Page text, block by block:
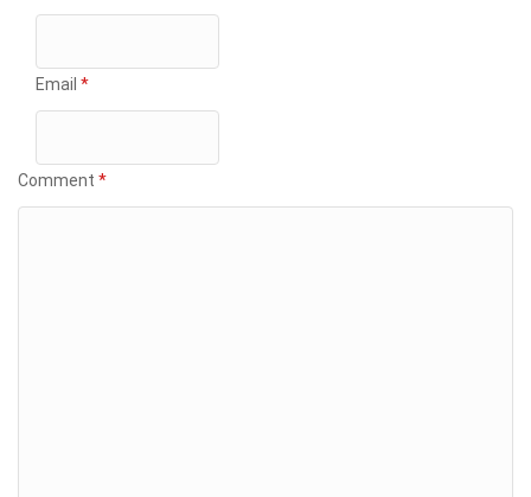
Email *
Comment *